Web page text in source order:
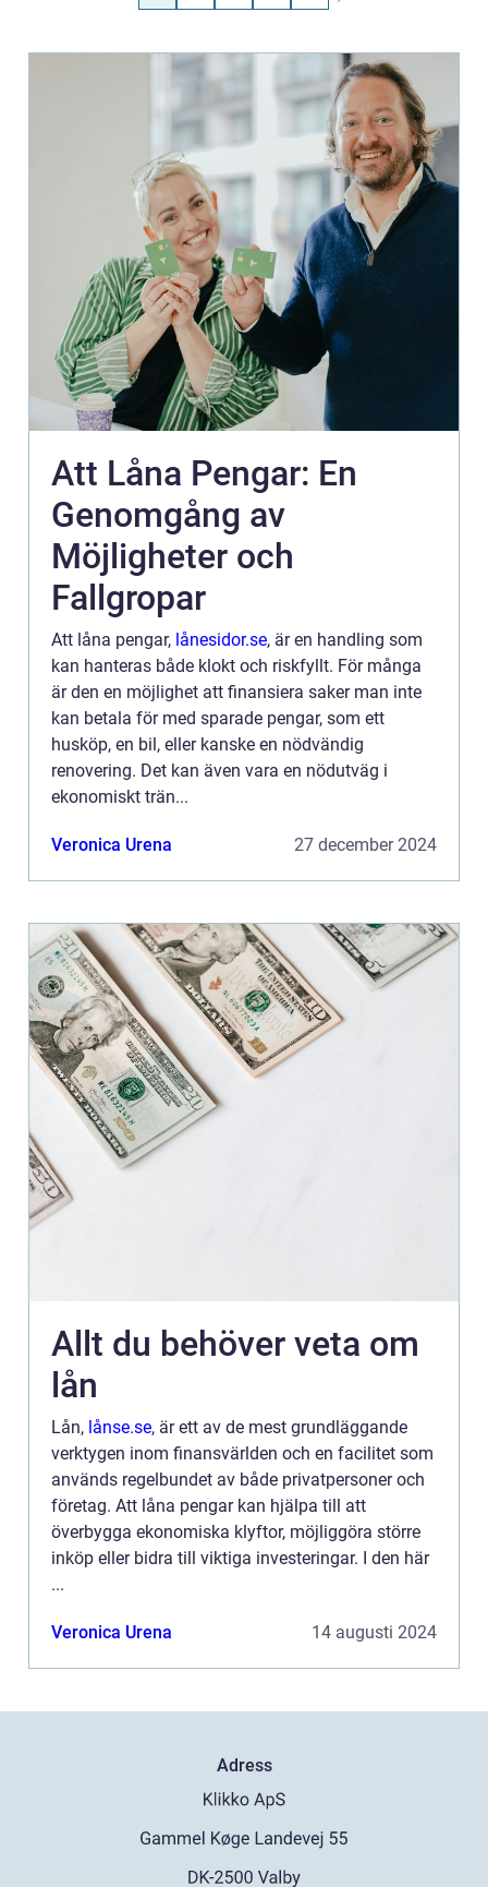
Att Låna Pengar: En
Genomgång av
Möjligheter och
Fallgropar
Att låna pengar, lånesidor.se, är en handling som
kan hanteras både klokt och riskfyllt. För många
är den en möjlighet att finansiera saker man inte
kan betala för med sparade pengar, som ett
husköp, en bil, eller kanske en nödvändig
renovering. Det kan även vara en nödutväg i
ekonomiskt trän...
Veronica Urena 27 december 2024
Allt du behöver veta om
lån
Lån, lånse.se, är ett av de mest grundläggande
verktygen inom finansvärlden och en facilitet som
används regelbundet av både privatpersoner och
företag. Att låna pengar kan hjälpa till att
överbygga ekonomiska klyftor, möjliggöra större
inköp eller bidra till viktiga investeringar. I den här
...
Veronica Urena 14 augusti 2024
Adress